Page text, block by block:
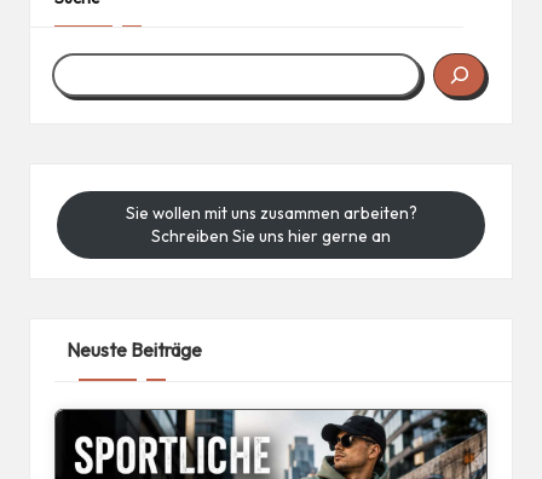
Sie wollen mit uns zusammen arbeiten?
Schreiben Sie uns hier gerne an
Neuste Beiträge